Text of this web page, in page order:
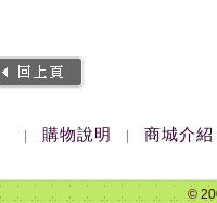
購物說明 商城介紹
©